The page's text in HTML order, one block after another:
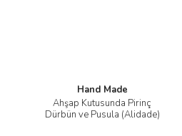
Hand Made
Ahşap Kutusunda Pirinç
Dürbün ve Pusula (Alidade)